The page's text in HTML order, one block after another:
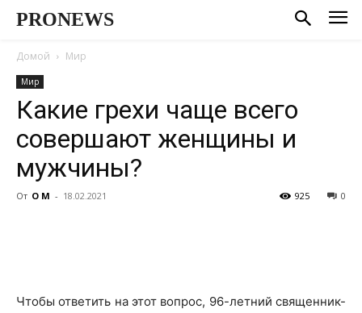
PRONEWS
Домой Мир
Мир
Какие грехи чаще всего
совершают женщины и
мужчины?
От О М - 18.02.2021 0
925
Чтобы ответить на этот вопрос, 96-летний священник-